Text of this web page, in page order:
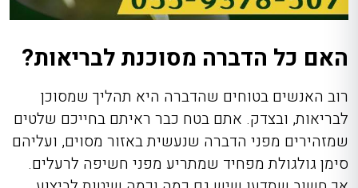
האם כל הדברה מסוכנת לבריאות?
רוב האנשים בטוחים שהדברה היא תהליך שמסוכן
לבריאות, ובצדק. אתם בטח כבר ראיתם בחייכם שלטים
שמזהירים מפני הדברה שנעשית באזור מסוים, ועליהם
סימן גולגולת מפחיד שמתריע מפני חשיפה לרעלים.